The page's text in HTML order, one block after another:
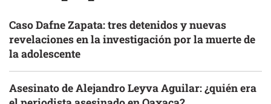
Caso Dafne Zapata: tres detenidos y nuevas
revelaciones en la investigación por la muerte de
la adolescente
Asesinato de Alejandro Leyva Aguilar: ¿quién era